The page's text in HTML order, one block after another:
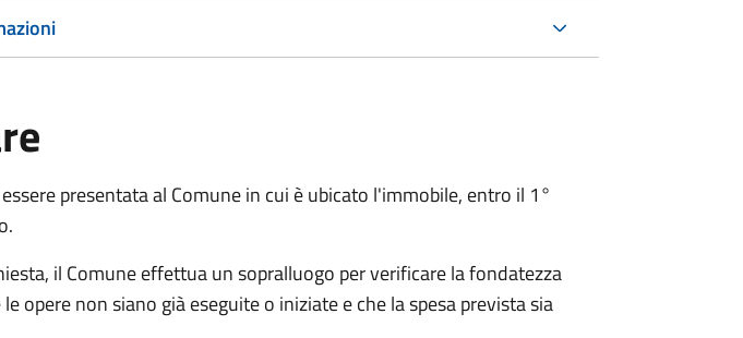
presentata al Comune in cui è ubicato l'immobile, entro il 1°
il Comune effettua un sopralluogo per verificare la fondatezza
opere non siano già eseguite o iniziate e che la spesa prevista sia